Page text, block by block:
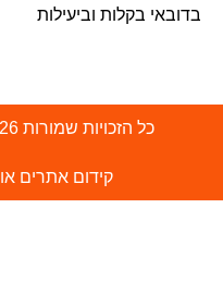
בדובאי בקלות וביעילות
כל הזכויות שמורות 2026 © המרכז לנדל"ן בבטומי
קידום אתרים